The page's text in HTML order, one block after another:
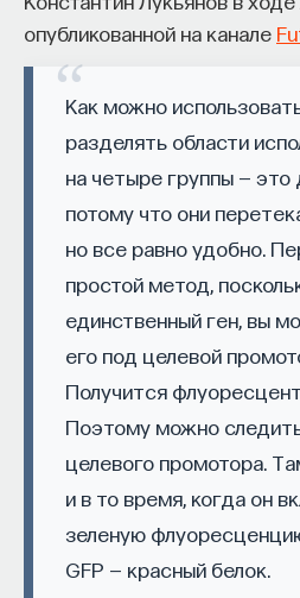
опубликованной на канале
Как можно
разделять области
на четыре группы — это
потому что они
но все равно удобно.
простой метод,
единственный ген, вы
его под целевой
Получится
Поэтому можно
целевого промотора.
и в то время, когда он
зеленую
GFP — красный белок.
— Осознавать связь
мозга
Автор курса:Вячеслав
факультета МГУ им. М.В.
3/10/2025
НАПИСАТЬ НАМ
НАД МАТЕРИАЛОМ РАБОТАЛИ
Вячеслав
доктор биологических наук, профессор
кафедры физиологии
МОЗГ
394 публикации
МОЗГ НЕЙРОБИОЛОГИЯ